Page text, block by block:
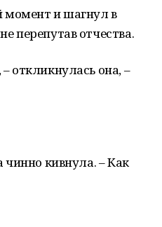
момент и шагнул в
перепутав отчества.
откликнулась она, –
чинно кивнула. – Как